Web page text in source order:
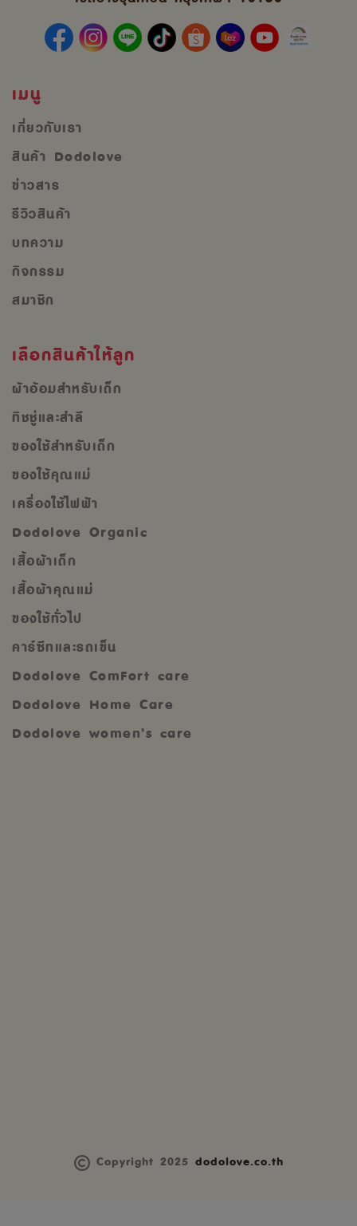
เมนู
เกี่ยวกับเรา
สินค้า Dodolove
ข่าวสาร
รีวิวสินค้า
บทความ
กิจกรรม
สมาชิก
เลือกสินค้าให้ลูก
ผ้าอ้อมสำหรับเด็ก
ทิชชู่และสำลี
ของใช้สำหรับเด็ก
ของใช้คุณแม่
เครื่องใช้ไฟฟ้า
Dodolove Organic
เสื้อผ้าเด็ก
เสื้อผ้าคุณแม่
ของใช้ทั่วไป
คาร์ซีทและรถเข็น
Dodolove ComFort care
Dodolove Home Care
Dodolove women’s care
Copyright 2025 dodolove.co.th